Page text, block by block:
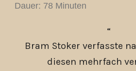
Dauer: 78 Minuten
Bram Stoker verfasste
diesen mehrfach